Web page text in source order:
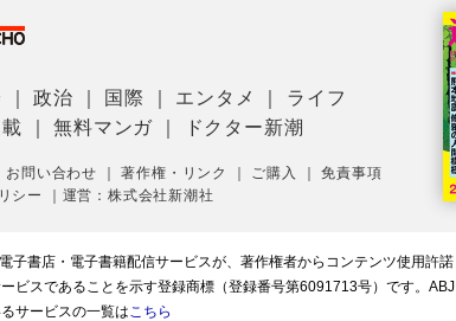
｜政治 国際 エンタメ
ライフ
｜無料マンガ ドクター新潮
お問い合わせ ｜著作権・リンク ご購入 ｜免責事項
シー 運営：株式会社新潮社
子書店・電子書籍配信サービスが、著作権者からコンテンツ使用許諾
ビスであることを示す登録商標（登録番号第6091713号）です。ABJ
サービスの一覧はこちら